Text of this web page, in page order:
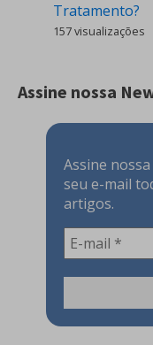
Tratamento?
157 visualizações
Assine nossa
Assine
seu e-mail
artigos.